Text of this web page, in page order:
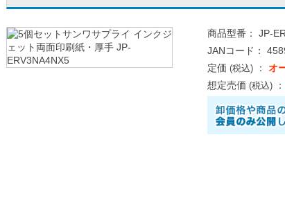
商品型番： JP-
JANコード：
定価 (税込) ： オ
想定売価 (税込) ：